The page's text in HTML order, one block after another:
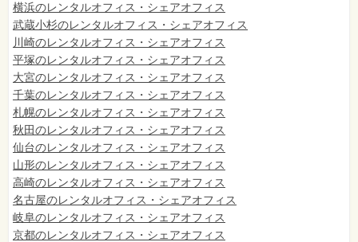
横浜のレンタルオフィス・シェアオフィス
武蔵小杉のレンタルオフィス・シェアオフィス
川崎のレンタルオフィス・シェアオフィス
平塚のレンタルオフィス・シェアオフィス
大宮のレンタルオフィス・シェアオフィス
千葉のレンタルオフィス・シェアオフィス
札幌のレンタルオフィス・シェアオフィス
秋田のレンタルオフィス・シェアオフィス
仙台のレンタルオフィス・シェアオフィス
山形のレンタルオフィス・シェアオフィス
高崎のレンタルオフィス・シェアオフィス
名古屋のレンタルオフィス・シェアオフィス
岐阜のレンタルオフィス・シェアオフィス
京都のレンタルオフィス・シェアオフィス